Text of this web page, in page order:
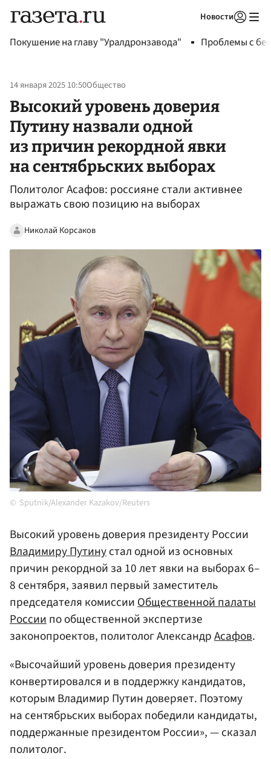
Новости
Покушение на главу "Уралдронзавода" Проблемы с
14 января 2025 10:50Общество
Высокий уровень доверия
Путину назвали одной
из причин рекордной явки
на сентябрьских выборах
Политолог Асафов: россияне стали активнее
выражать свою позицию на выборах
Николай Корсаков
Sputnik/Alexander Kazakov/Reuters
Высокий уровень доверия президенту России
Владимиру Путинустал одной из основных
причин рекордной за 10 лет явки на выборах 6–
8 сентября, заявил первый заместитель
председателя комиссииОбщественной палаты
Россиипо общественной экспертизе
законопроектов, политолог АлександрАсафов.
«Высочайший уровень доверия президенту
конвертировался и в поддержку кандидатов,
которым Владимир Путин доверяет. Поэтому
на сентябрьских выборах победили кандидаты,
поддержанные президентом России», — сказал
политолог.